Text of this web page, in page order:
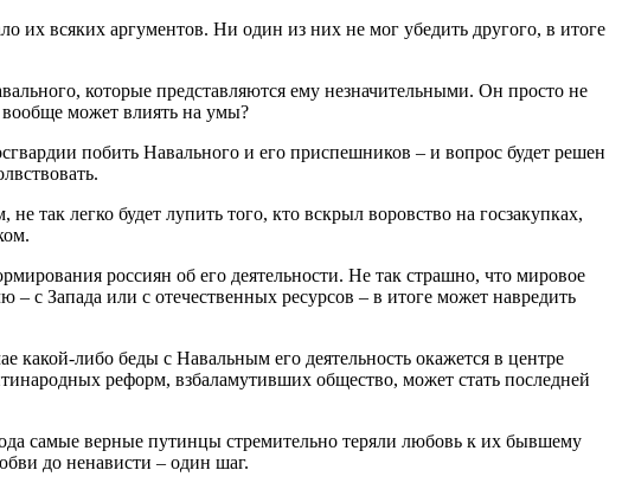
их всяких аргументов. Ни один из них не мог убедить другого, в итоге
которые представляются ему незначительными. Он просто не
может влиять на умы?
побить Навального и его приспешников – и вопрос будет решен
так легко будет лупить того, кто вскрыл воровство на госзакупках,
россиян об его деятельности. Не так страшно, что мировое
с Запада или с отечественных ресурсов – в итоге может навредить
какой-либо беды с Навальным его деятельность окажется в центре
реформ, взбаламутивших общество, может стать последней
самые верные путинцы стремительно теряли любовь к их бывшему
до ненависти – один шаг.